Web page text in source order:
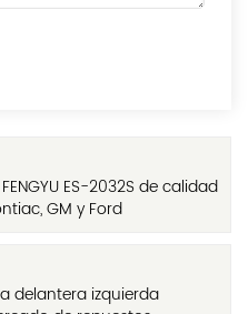
ES-2032S de calidad
GM y Ford
delantera izquierda